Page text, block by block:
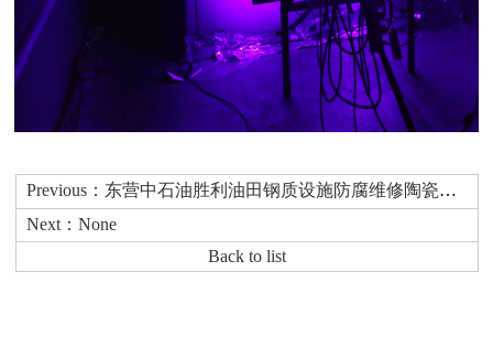
Previous：东营中石油胜利油田钢质设施防腐维修陶瓷贴片应用案例
Next：None
Back to list